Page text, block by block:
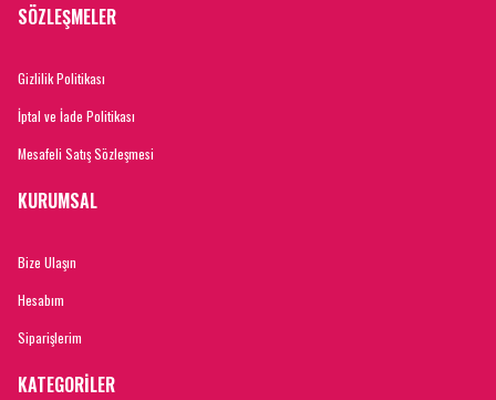
SÖZLEŞMELER
Gizlilik Politikası
İptal ve İade Politikası
Mesafeli Satış Sözleşmesi
KURUMSAL
Bize Ulaşın
Hesabım
Siparişlerim
KATEGORİLER